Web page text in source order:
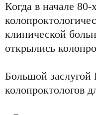
Когда в начале 80-
клинической
открылись
Большой заслугой
колопроктологов